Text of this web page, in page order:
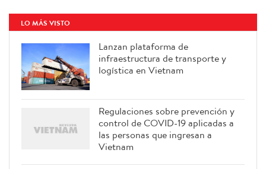
LO MÁS VISTO
Lanzan plataforma de
infraestructura de transporte y
logística en Vietnam
Regulaciones sobre prevención y
control de COVID-19 aplicadas a
las personas que ingresan a
Vietnam